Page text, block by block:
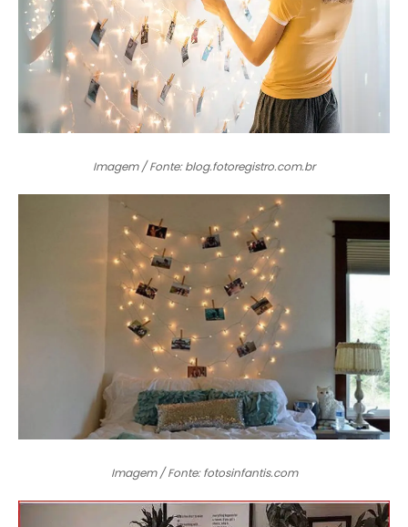
Imagem / Fonte: blog.fotoregistro.com.br
Imagem / Fonte: fotosinfantis.com